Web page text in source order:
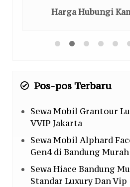
Harga Hubungi
Pos-pos Terbaru
Sewa Mobil Grantour
VVIP Jakarta
Sewa Mobil Alphard
Gen4 di Bandung Murah
Sewa Hiace Bandung
Standar Luxury Dan Vip